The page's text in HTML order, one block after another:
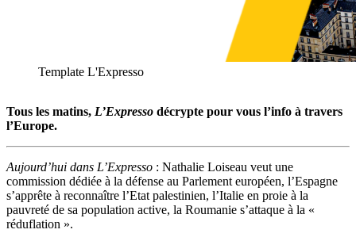
Template L'Expresso
Tous les matins, L’Expresso décrypte pour vous l’info à travers
l’Europe.
Aujourd’hui dans L’Expresso : Nathalie Loiseau veut une
commission dédiée à la défense au Parlement européen, l’Espagne
s’apprête à reconnaître l’Etat palestinien, l’Italie en proie à la
pauvreté de sa population active, la Roumanie s’attaque à la «
réduflation ».